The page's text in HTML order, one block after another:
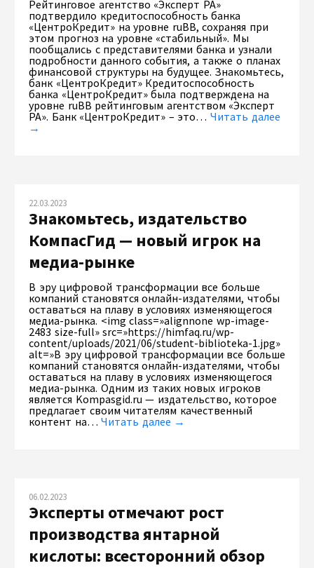
Рейтинговое агентство «Эксперт РА»
подтвердило кредитоспособность банка
«ЦентроКредит» на уровне ruBB, сохраняя при
этом прогноз на уровне «стабильный». Мы
пообщались с представителями банка и узнали
подробности данного события, а также о планах
финансовой структуры на будущее. Знакомьтесь,
банк «ЦентроКредит» Кредитоспособность
банка «ЦентроКредит» была подтверждена на
уровне ruBB рейтинговым агентством «Эксперт
РА». Банк «ЦентроКредит» – это… Читать далее
→
22.03.2023
Знакомьтесь, издательство
КомпасГид — новый игрок на
медиа-рынке
В эру цифровой трансформации все больше
компаний становятся онлайн-издателями, чтобы
оставаться на плаву в условиях изменяющегося
медиа-рынка. <img class=»alignnone wp-image-
2483 size-full» src=»https://himfaq.ru/wp-
content/uploads/2021/06/student-biblioteka-1.jpg»
alt=»В эру цифровой трансформации все больше
компаний становятся онлайн-издателями, чтобы
оставаться на плаву в условиях изменяющегося
медиа-рынка. Одним из таких новых игроков
является Kompasgid.ru — издательство, которое
предлагает своим читателям качественный
контент на…Читать далее →
06.02.2023
Эксперты отмечают рост
производства янтарной
кислоты: всесторонний обзор